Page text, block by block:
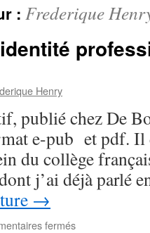
: Frederique
Henry
publié chez De
e-pub et pdf. Il
du collège
j’ai déjà parlé
→
ferméssur